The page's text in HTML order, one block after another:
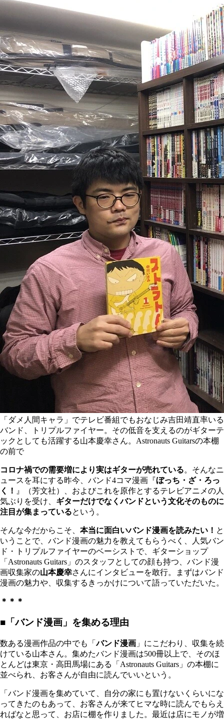
「ダメ人間キャラ」でテレビ番組でもおなじみ吉田靖直率いる
バンド、トリプルファイヤー。その低音を支えるのがギターテ
ックとしても活躍する山本慶幸さん。Astronauts Guitarsの本棚
の前で
コロナ禍での需要増により実はギターが売れている。そんなニ
ュースを耳にする昨今、バンド4コマ漫画『ぼっち・ざ・ろっ
く！ 』（芳文社）、およびこれを原作とするテレビアニメの人
気ぶりを受け、 ギターだけでなくバンドという文化そのものに
注目が集まっているという。
そんな今だからこそ、 本当に面白いバンド漫画を読みたい！ と
いうことで、バンド漫画の魅力を教えてもらうべく、人気バン
ド・トリプルファイヤーのベーシストで、ギターショップ
「Astronauts Guitars」のスタッフとしての顔も持つ、バンド漫
画収集家の山本慶幸さんにインタビューを敢行。まずはバンド
漫画の魅力や、収集するきっかけについて語っていただいた。
＊＊＊
■「バンド漫画」を集める理由
数ある漫画作品の中でも「バンド漫画 」にこだわり、収集を続
けている山本さん。集めたバンド漫画は500冊以上で、そのほ
とんどは東京・高田馬場にある「Astronauts Guitars」の本棚に
並べられ、お客さんが自由に読んでいいという。
「バンド漫画を集めていて、自分の家にも置けないくらいにな
ってきたのもあって、お客さんが来てヒマな時に読んでもらえ
ればなと思って、お店に棚を作りました。最近は店にモノが増